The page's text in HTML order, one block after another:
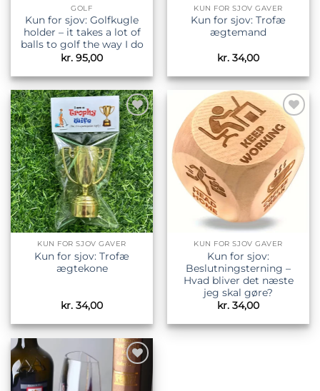
GOLF
Kun for sjov: Golfkugle
holder – it takes a lot of
balls to golf the way I do
kr. 95,00
KUN FOR SJOV GAVER
Kun for sjov: Trofæ
ægtemand
kr. 34,00
Tilføj til
ønskeliste
KUN FOR SJOV GAVER
Kun for sjov: Trofæ
ægtekone
kr. 34,00
Tilføj til
ønskeliste
KUN FOR SJOV GAVER
Kun for sjov:
Beslutningsterning –
Hvad bliver det næste
jeg skal gøre?
kr. 34,00
Tilføj til
ønskeliste